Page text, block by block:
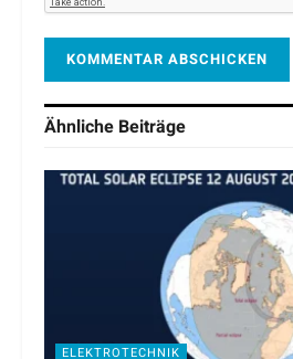
Ähnliche Beiträge
ELEKTROTECHNIK